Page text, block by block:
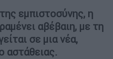
εμπιστοσύνης, η
αβέβαιη, με τη
σε μια νέα,
αστάθειας.